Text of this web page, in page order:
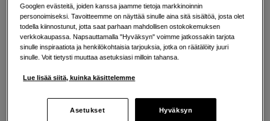
Valmistajan tuotekuva sivulla
Lisää tietoa
904 EUR
Lisää ostoskoriin
Googlen evästeitä, joiden kanssa jaamme tietoja markkinoinnin
personoimiseksi. Tavoitteemme on näyttää sinulle aina sitä sisältöä, josta olet
todella kiinnostunut, jotta saat parhaan mahdollisen ostokokemuksen
verkkokaupassa. Napsauttamalla "Hyväksyn" voimme jatkossakin tarjota
sinulle inspiraatiota ja henkilökohtaisia tarjouksia, jotka on räätälöity juuri
sinulle. Voit tietysti muuttaa asetuksiasi milloin tahansa.
Lue lisää siitä, kuinka käsittelemme
Asetukset Hyväksyn